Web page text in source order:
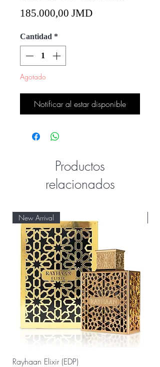
185.000,00 JMDPrecio
Cantidad *
Agotado
Notificar al estar disponible
Productos
relacionados
New Arrival
Rayhaan Elixir (EDP)